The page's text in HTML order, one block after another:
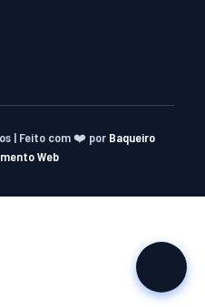
| Feito com ❤️ por Baqueiro
Web